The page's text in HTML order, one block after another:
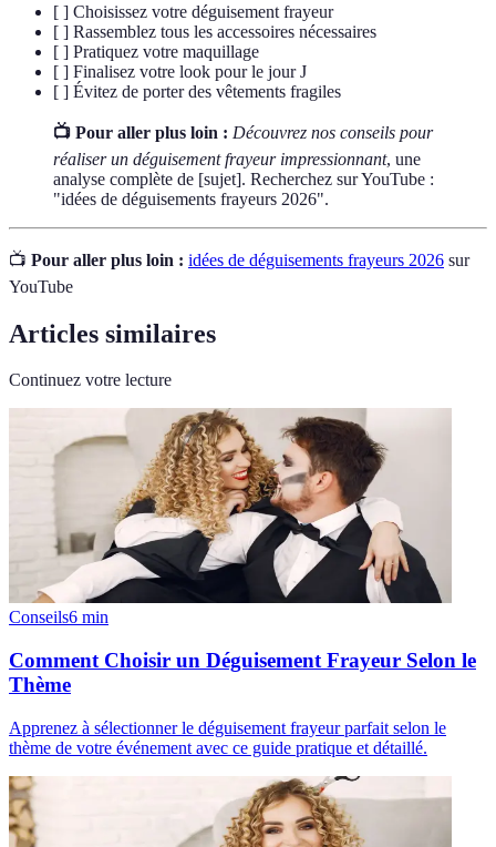
[ ] Choisissez votre déguisement frayeur
[ ] Rassemblez tous les accessoires nécessaires
[ ] Pratiquez votre maquillage
[ ] Finalisez votre look pour le jour J
[ ] Évitez de porter des vêtements fragiles
📺 Pour aller plus loin : Découvrez nos conseils pour
réaliser un déguisement frayeur impressionnant, une
analyse complète de [sujet]. Recherchez sur YouTube :
"idées de déguisements frayeurs 2026".
📺 Pour aller plus loin : idées de déguisements frayeurs 2026 sur
YouTube
Articles similaires
Continuez votre lecture
Conseils6 min
Comment Choisir un Déguisement Frayeur Selon le
Thème
Apprenez à sélectionner le déguisement frayeur parfait selon le
thème de votre événement avec ce guide pratique et détaillé.